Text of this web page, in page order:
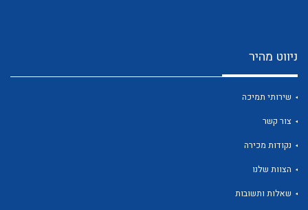
לכל מוצרי היצרן
ניווט מהיר
שירותי תמיכה
צור קשר
נקודות מכירה
הצוות שלנו
שאלות ותשובות